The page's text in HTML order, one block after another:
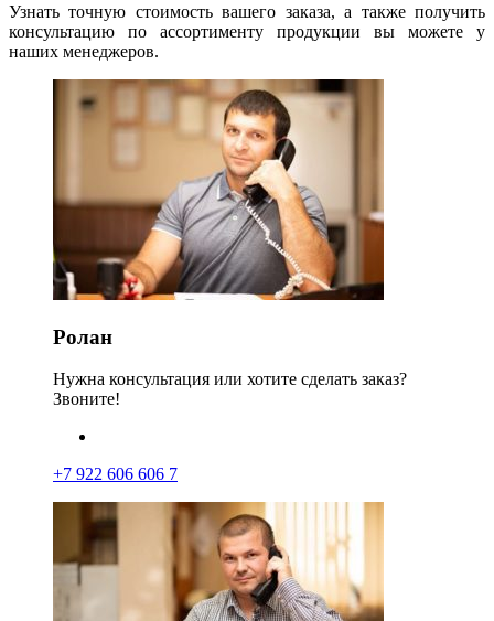
Узнать точную стоимость вашего заказа, а также получить
консультацию по ассортименту продукции вы можете у
наших менеджеров.
Ролан
Нужна консультация или хотите сделать заказ?
Звоните!
+7 922 606 606 7